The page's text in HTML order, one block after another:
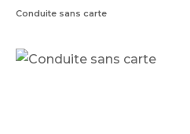
Conduite sans carte